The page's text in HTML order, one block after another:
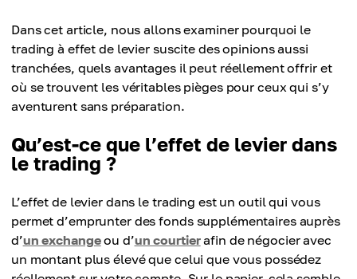
Dans cet article, nous allons examiner pourquoi le
trading à effet de levier suscite des opinions aussi
tranchées, quels avantages il peut réellement offrir et
où se trouvent les véritables pièges pour ceux qui s’y
aventurent sans préparation.
Qu’est-ce que l’effet de levier dans
le trading ?
L’effet de levier dans le trading est un outil qui vous
permet d’emprunter des fonds supplémentaires auprès
d’un exchangeou d’un courtierafin de négocier avec
un montant plus élevé que celui que vous possédez